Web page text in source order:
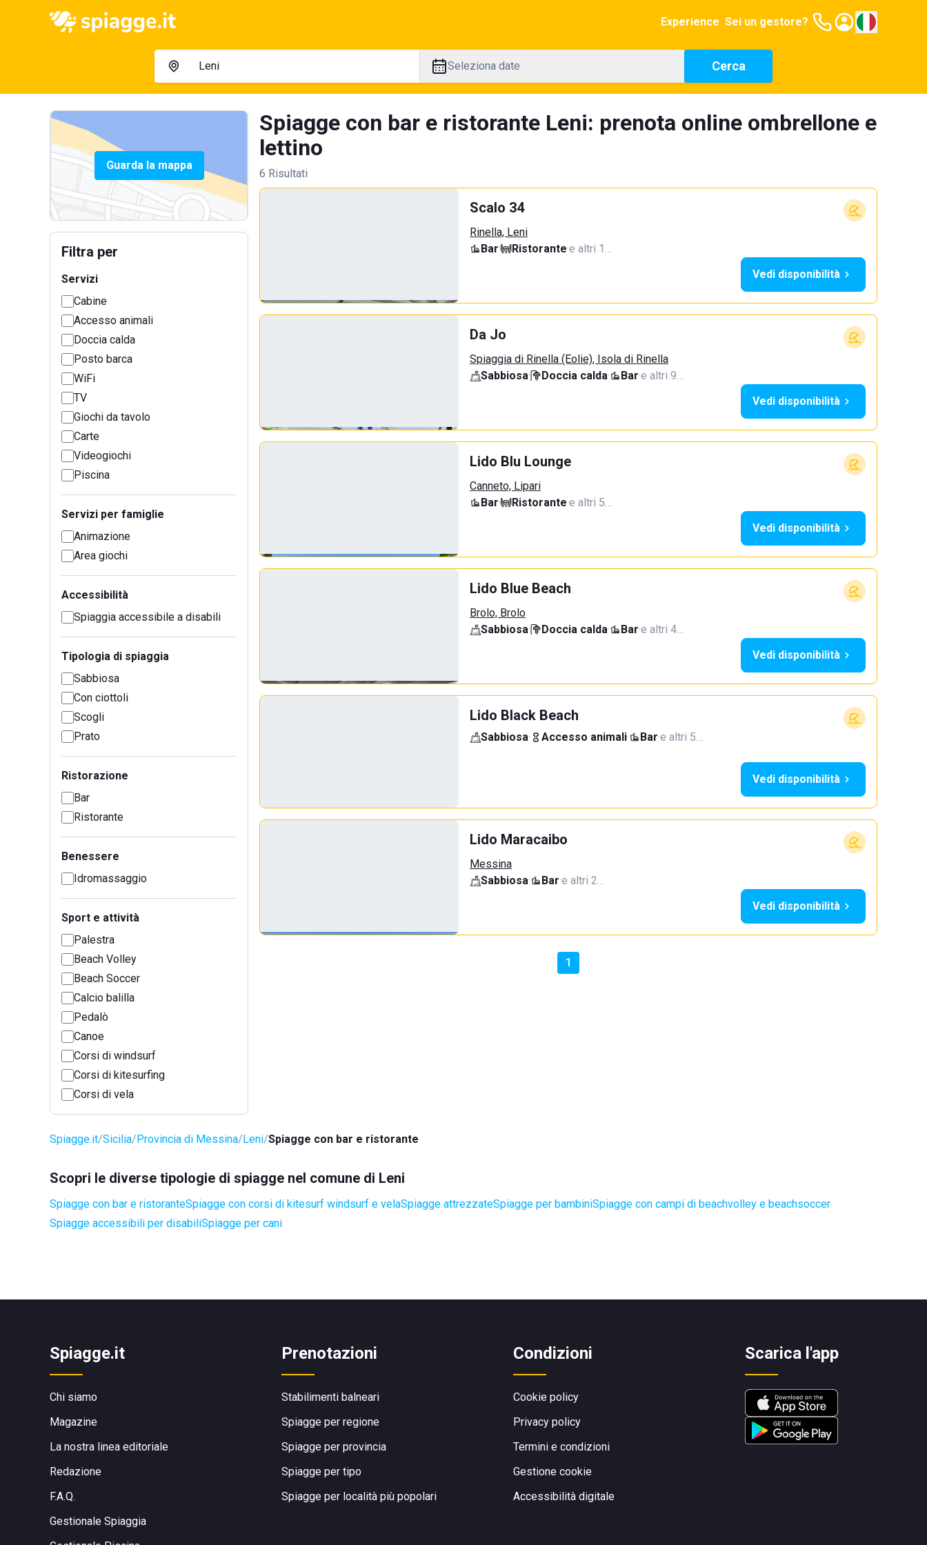
Experience Sei un gestore?
Seleziona date Cerca
Guarda la mappa
Filtra per
Servizi
Cabine
Accesso animali
Doccia calda
Posto barca
WiFi
TV
Giochi da tavolo
Carte
Videogiochi
Piscina
Servizi per famiglie
Animazione
Area giochi
Accessibilità
Spiaggia accessibile a disabili
Tipologia di spiaggia
Sabbiosa
Con ciottoli
Scogli
Prato
Ristorazione
Bar
Ristorante
Benessere
Idromassaggio
Sport e attività
Palestra
Beach Volley
Beach Soccer
Calcio balilla
Pedalò
Canoe
Corsi di windsurf
Corsi di kitesurfing
Corsi di vela
Spiagge con bar e ristorante Leni: prenota online ombrellone e
lettino
6 Risultati
Scalo 34
Rinella, Leni
Bar· Ristorante·e altri 1…
Vedi disponibilità
Da Jo
Spiaggia di Rinella (Eolie), Isola di Rinella
Sabbiosa· Doccia calda· Bar·e altri 9…
Vedi disponibilità
Lido Blu Lounge
Canneto, Lipari
Bar· Ristorante·e altri 5…
Vedi disponibilità
Lido Blue Beach
Brolo, Brolo
Sabbiosa· Doccia calda· Bar·e altri 4…
Vedi disponibilità
Lido Black Beach
Sabbiosa· Accesso animali· Bar·e altri 5…
Vedi disponibilità
Lido Maracaibo
Messina
Sabbiosa· Bar·e altri 2…
Vedi disponibilità
1
Spiagge.it Sicilia Provincia di Messina Leni Spiagge con bar e ristorante
Scopri le diverse tipologie di spiagge nel comune di Leni
Spiagge con bar e ristoranteSpiagge con corsi di kitesurf windsurf e velaSpiagge attrezzateSpiagge per bambiniSpiagge con campi di beachvolley e beachsoccer
Spiagge accessibili per disabiliSpiagge per cani
Spiagge.it
Chi siamo
Magazine
La nostra linea editoriale
Redazione
F.A.Q.
Gestionale Spiaggia
Prenotazioni
Stabilimenti balneari
Spiagge per regione
Spiagge per provincia
Spiagge per tipo
Spiagge per località più popolari
Condizioni
Cookie policy
Privacy policy
Termini e condizioni
Gestione cookie
Accessibilità digitale
Scarica l'app